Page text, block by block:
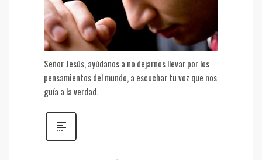
Señor Jesús, ayúdanos a no dejarnos llevar por los
pensamientos del mundo, a escuchar tu voz que nos
guía a la verdad.